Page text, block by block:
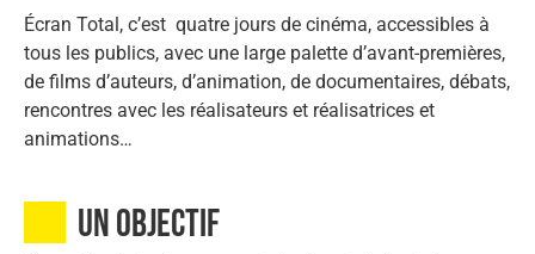
Écran Total, c’est quatre jours de cinéma, accessibles à
tous les publics, avec une large palette d’avant-premières,
de films d’auteurs, d’animation, de documentaires, débats,
rencontres avec les réalisateurs et réalisatrices et
animations…
Un objectif